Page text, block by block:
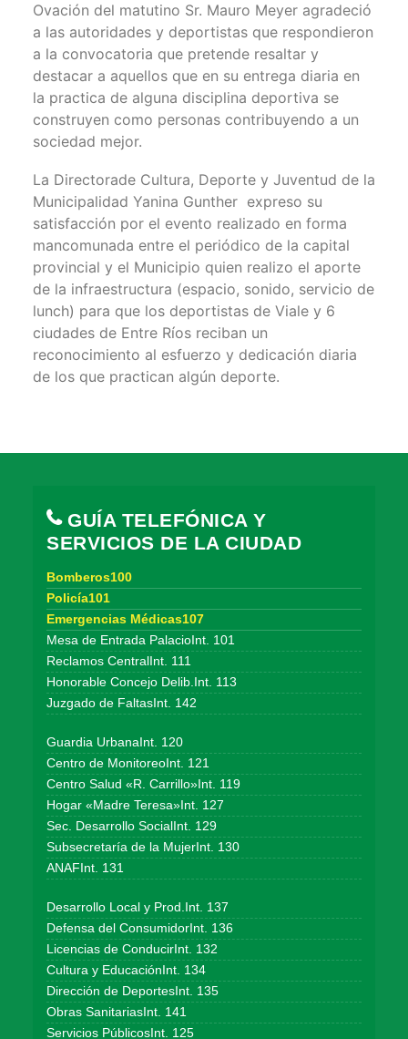
Ovación del matutino Sr. Mauro Meyer agradeció
a las autoridades y deportistas que respondieron
a la convocatoria que pretende resaltar y
destacar a aquellos que en su entrega diaria en
la practica de alguna disciplina deportiva se
construyen como personas contribuyendo a un
sociedad mejor.
La Directorade Cultura, Deporte y Juventud de la
Municipalidad Yanina Gunther expreso su
satisfacción por el evento realizado en forma
mancomunada entre el periódico de la capital
provincial y el Municipio quien realizo el aporte
de la infraestructura (espacio, sonido, servicio de
lunch) para que los deportistas de Viale y 6
ciudades de Entre Ríos reciban un
reconocimiento al esfuerzo y dedicación diaria
de los que practican algún deporte.
GUÍA TELEFÓNICA Y
SERVICIOS DE LA CIUDAD
Bomberos100
Policía101
Emergencias Médicas107
Mesa de Entrada PalacioInt. 101
Reclamos CentralInt. 111
Honorable Concejo Delib.Int. 113
Juzgado de FaltasInt. 142
Guardia UrbanaInt. 120
Centro de MonitoreoInt. 121
Centro Salud «R. Carrillo»Int. 119
Hogar «Madre Teresa»Int. 127
Sec. Desarrollo SocialInt. 129
Subsecretaría de la MujerInt. 130
ANAFInt. 131
Desarrollo Local y Prod.Int. 137
Defensa del ConsumidorInt. 136
Licencias de ConducirInt. 132
Cultura y EducaciónInt. 134
Dirección de DeportesInt. 135
Obras SanitariasInt. 141
Servicios PúblicosInt. 125